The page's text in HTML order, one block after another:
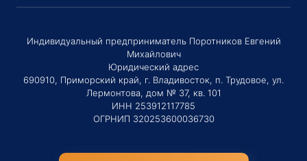
Индивидуальный предприниматель Поротников Евгений
Михайлович
Юридический адрес
690910, Приморский край, г. Владивосток, п. Трудовое, ул.
Лермонтова, дом № 37, кв. 101
ИНН 253912117785
ОГРНИП 320253600036730